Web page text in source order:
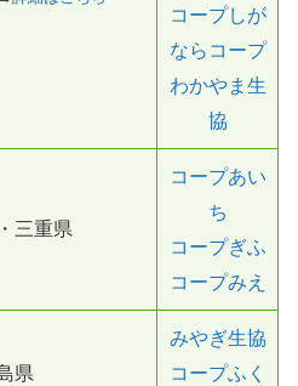
コープしが
ならコープ
わかやま生
協
三重県
コープあい
ち
コープぎふ
コープみえ
県
みやぎ生協
コープふく